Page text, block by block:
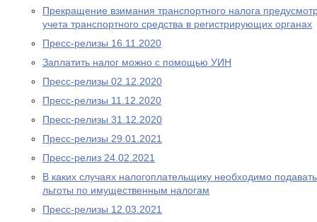
Прекращение взимания транспортного налога
учета транспортного средства в регистрирующих органах
Пресс-релизы 16.11.2020
Заплатить налог можно с помощью УИН
Пресс-релизы 02.12.2020
Пресс-релизы 11.12.2020
Пресс-релизы 31.12.2020
Пресс-релизы 29.01.2021
Пресс-релиз 24.02.2021
В каких случаях налогоплательщику необходимо
льготы по имущественным налогам
Пресс-релизы 12.03.2021